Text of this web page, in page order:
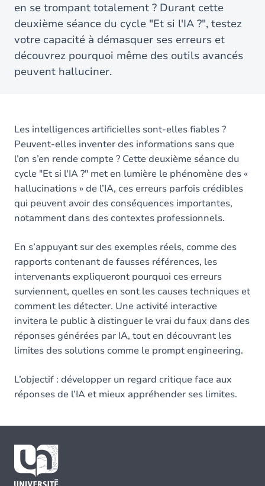
en se trompant totalement ? Durant cette
deuxième séance du cycle "Et si l'IA ?", testez
votre capacité à démasquer ses erreurs et
découvrez pourquoi même des outils avancés
peuvent halluciner.
Les intelligences artificielles sont-elles fiables ?
Peuvent-elles inventer des informations sans que
l’on s’en rende compte ? Cette deuxième séance du
cycle "Et si l'IA ?" met en lumière le phénomène des «
hallucinations » de l’IA, ces erreurs parfois crédibles
qui peuvent avoir des conséquences importantes,
notamment dans des contextes professionnels.
En s’appuyant sur des exemples réels, comme des
rapports contenant de fausses références, les
intervenants expliqueront pourquoi ces erreurs
surviennent, quelles en sont les causes techniques et
comment les détecter. Une activité interactive
invitera le public à distinguer le vrai du faux dans des
réponses générées par IA, tout en découvrant les
limites des solutions comme le prompt engineering.
L’objectif : développer un regard critique face aux
réponses de l’IA et mieux appréhender ses limites.